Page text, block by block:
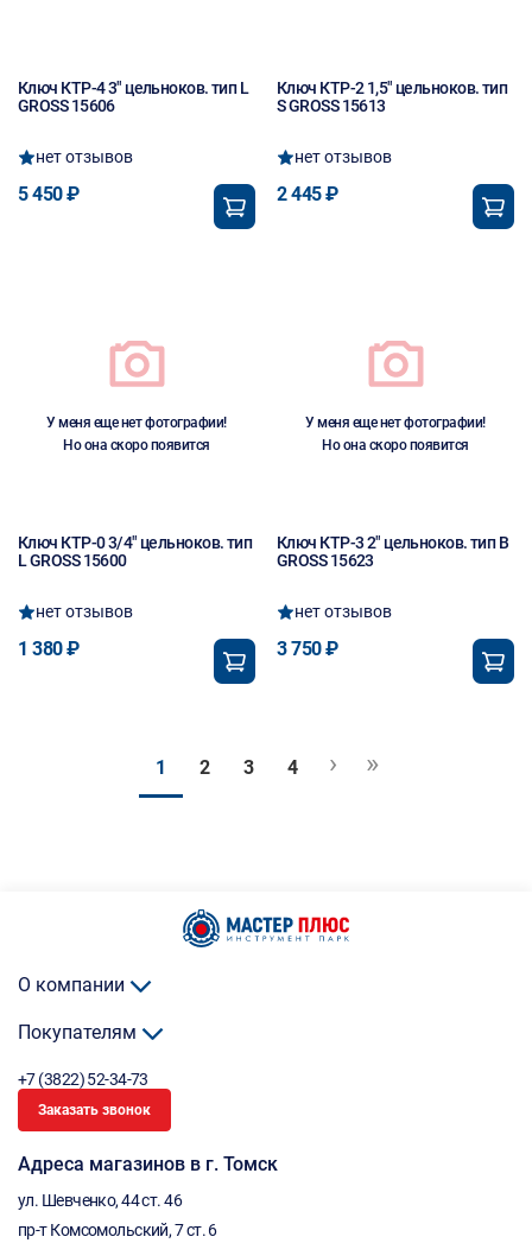
Ключ КТР-4 3" цельноков. тип L
GROSS 15606
нет отзывов
5 450 ₽
Ключ КТР-2 1,5" цельноков. тип
S GROSS 15613
нет отзывов
2 445 ₽
У меня еще нет фотографии!
Но она скоро появится
Ключ КТР-0 3/4" цельноков. тип
L GROSS 15600
нет отзывов
1 380 ₽
У меня еще нет фотографии!
Но она скоро появится
Ключ КТР-3 2" цельноков. тип B
GROSS 15623
нет отзывов
3 750 ₽
1 2 3 4 › »
О компании
Покупателям
+7 (3822) 52-34-73
Заказать звонок
Адреса магазинов в г. Томск
ул. Шевченко, 44 ст. 46
пр-т Комсомольский, 7 ст. 6